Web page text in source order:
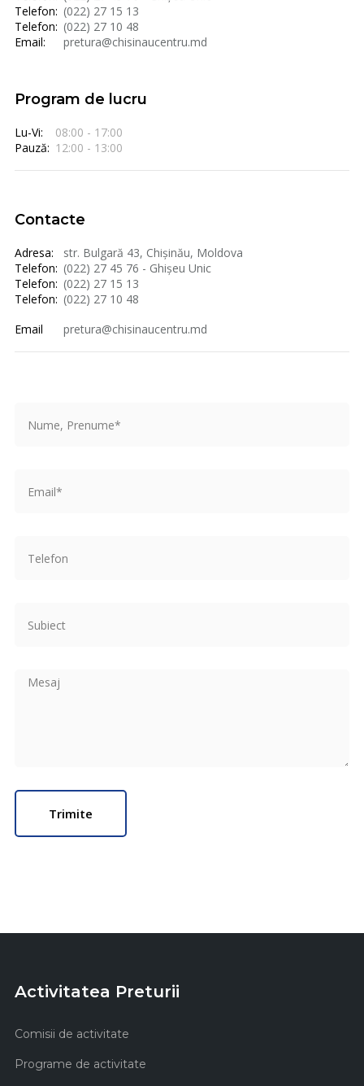
Telefon: (022) 27 15 13
Telefon: (022) 27 10 48
Email:
pretura@chisinaucentru.md
Program de lucru
Lu-Vi:
08:00 - 17:00
Pauză: 12:00 - 13:00
Contacte
Adresa:
str. Bulgară 43, Chișinău, Moldova
Telefon: (022) 27 45 76 - Ghișeu Unic
Telefon: (022) 27 15 13
Telefon: (022) 27 10 48
Email
pretura@chisinaucentru.md
Activitatea Preturii
Comisii de activitate
Programe de activitate